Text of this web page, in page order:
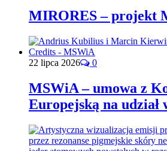
MIRORES – projekt
22 lipca 2026 0
MSWiA – umowa z
Europejską na udział